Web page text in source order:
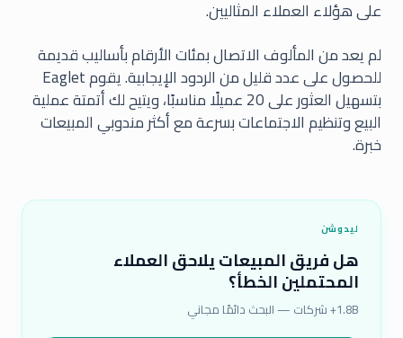
على هؤلاء العملاء المثاليين.
لم يعد من المألوف الاتصال بمئات الأرقام بأساليب قديمة
للحصول على عدد قليل من الردود الإيجابية. يقوم Eaglet
بتسهيل العثور على 20 عميلًا مناسبًا، ويتيح لك أتمتة عملية
البيع وتنظيم الاجتماعات بسرعة مع أكثر مندوبي المبيعات
خبرة.
ليدوشن
هل فريق المبيعات يلاحق العملاء
المحتملين الخطأ؟
1.8B+ شركات — البحث دائمًا مجاني